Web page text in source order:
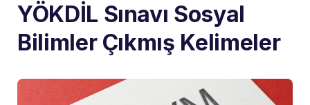
YÖKDİL Sınavı Sosyal
Bilimler Çıkmış Kelimeler